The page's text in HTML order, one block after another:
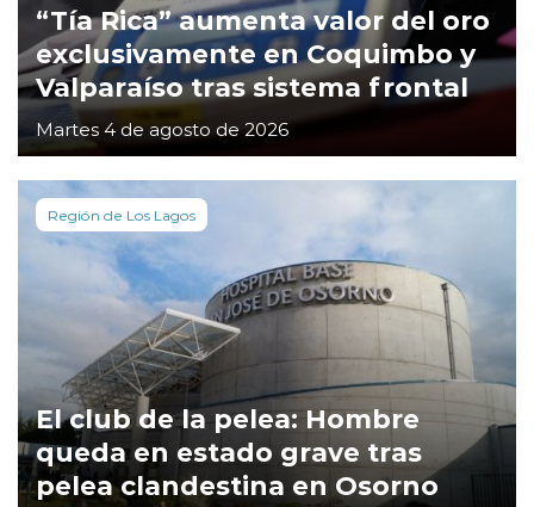
“Tía Rica” aumenta valor del oro
exclusivamente en Coquimbo y
Valparaíso tras sistema frontal
Martes 4 de agosto de 2026
Región de Los Lagos
El club de la pelea: Hombre
queda en estado grave tras
pelea clandestina en Osorno